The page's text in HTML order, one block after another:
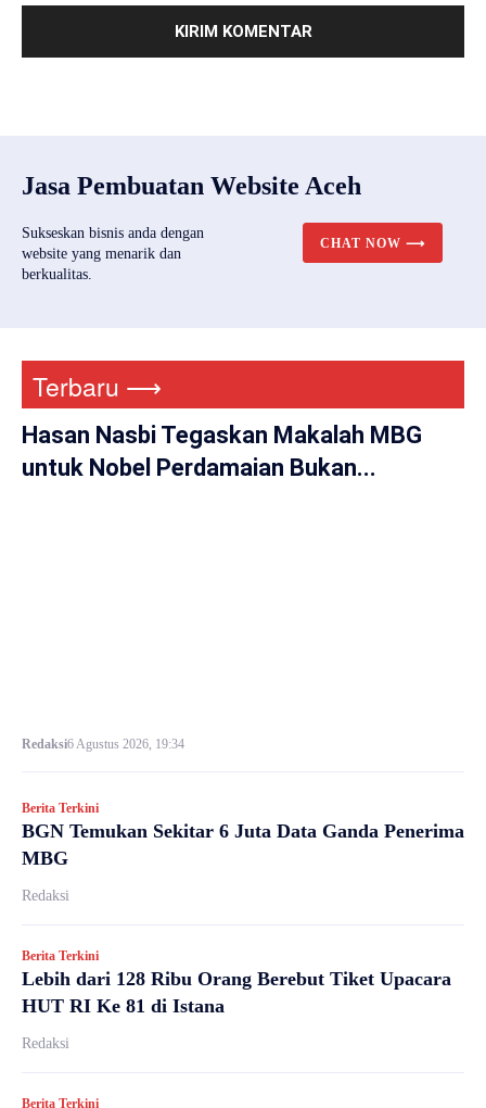
Jasa Pembuatan Website Aceh
Sukseskan bisnis anda dengan
website yang menarik dan
berkualitas.
CHAT NOW ⟶
Terbaru ⟶
Hasan Nasbi Tegaskan Makalah MBG
untuk Nobel Perdamaian Bukan...
Redaksi6 Agustus 2026, 19:34
Berita Terkini
BGN Temukan Sekitar 6 Juta Data Ganda Penerima
MBG
Redaksi
Berita Terkini
Lebih dari 128 Ribu Orang Berebut Tiket Upacara
HUT RI Ke 81 di Istana
Redaksi
Berita Terkini